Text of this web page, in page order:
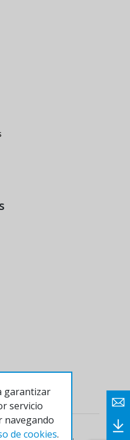
garantizar
servicio
navegando
de cookies.
imprenta